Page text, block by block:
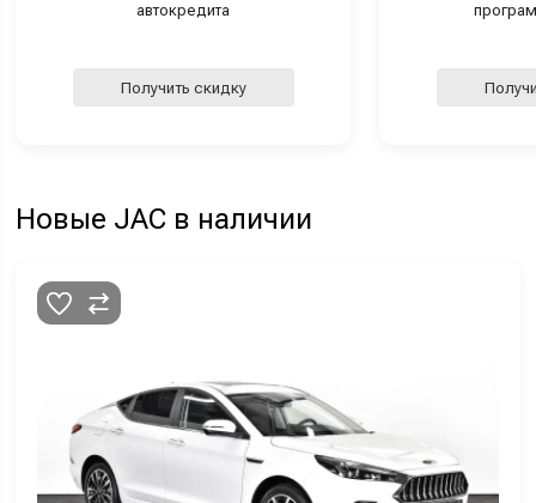
автокредита
Получить скидку
Новые JAC в наличии